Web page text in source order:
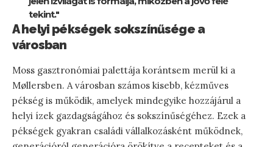
tekint."
A helyi pékségek sokszínűsége a
városban
Moss gasztronómiai palettája korántsem merül ki a
Møllersben. A városban számos kisebb, kézműves
pékség is működik, amelyek mindegyike hozzájárul a
helyi ízek gazdagságához és sokszínűségéhez. Ezek a
pékségek gyakran családi vállalkozásként működnek,